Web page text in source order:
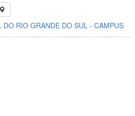
DO RIO GRANDE DO SUL - CAMPUS